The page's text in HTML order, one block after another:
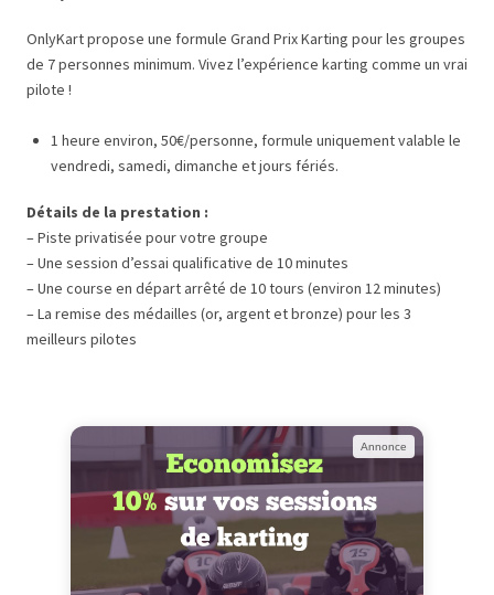
OnlyKart propose une formule Grand Prix Karting pour les groupes
de 7 personnes minimum. Vivez l’expérience karting comme un vrai
pilote !
1 heure environ, 50€/personne, formule uniquement valable le
vendredi, samedi, dimanche et jours fériés.
Détails de la prestation :
– Piste privatisée pour votre groupe
– Une session d’essai qualificative de 10 minutes
– Une course en départ arrêté de 10 tours (environ 12 minutes)
– La remise des médailles (or, argent et bronze) pour les 3
meilleurs pilotes
Annonce